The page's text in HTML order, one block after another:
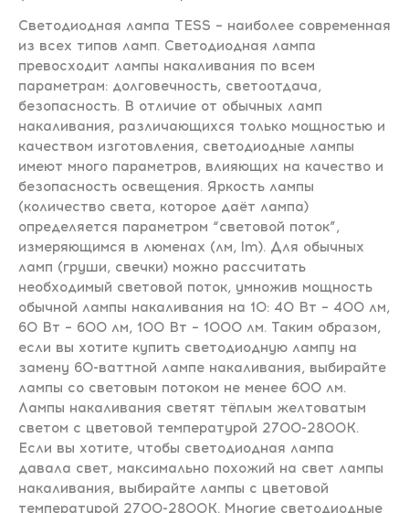
Светодиодная лампа TESS – наиболее современная
из всех типов ламп. Светодиодная лампа
превосходит лампы накаливания по всем
параметрам: долговечность, светоотдача,
безопасность. В отличие от обычных ламп
накаливания, различающихся только мощностью и
качеством изготовления, светодиодные лампы
имеют много параметров, влияющих на качество и
безопасность освещения. Яркость лампы
(количество света, которое даёт лампа)
определяется параметром “световой поток”,
измеряющимся в люменах (лм, lm). Для обычных
ламп (груши, свечки) можно рассчитать
необходимый световой поток, умножив мощность
обычной лампы накаливания на 10: 40 Вт – 400 лм,
60 Вт – 600 лм, 100 Вт – 1000 лм. Таким образом,
если вы хотите купить светодиодную лампу на
замену 60-ваттной лампе накаливания, выбирайте
лампы со световым потоком не менее 600 лм.
Лампы накаливания светят тёплым желтоватым
светом с цветовой температурой 2700-2800К.
Если вы хотите, чтобы светодиодная лампа
давала свет, максимально похожий на свет лампы
накаливания, выбирайте лампы с цветовой
температурой 2700-2800К. Многие светодиодные